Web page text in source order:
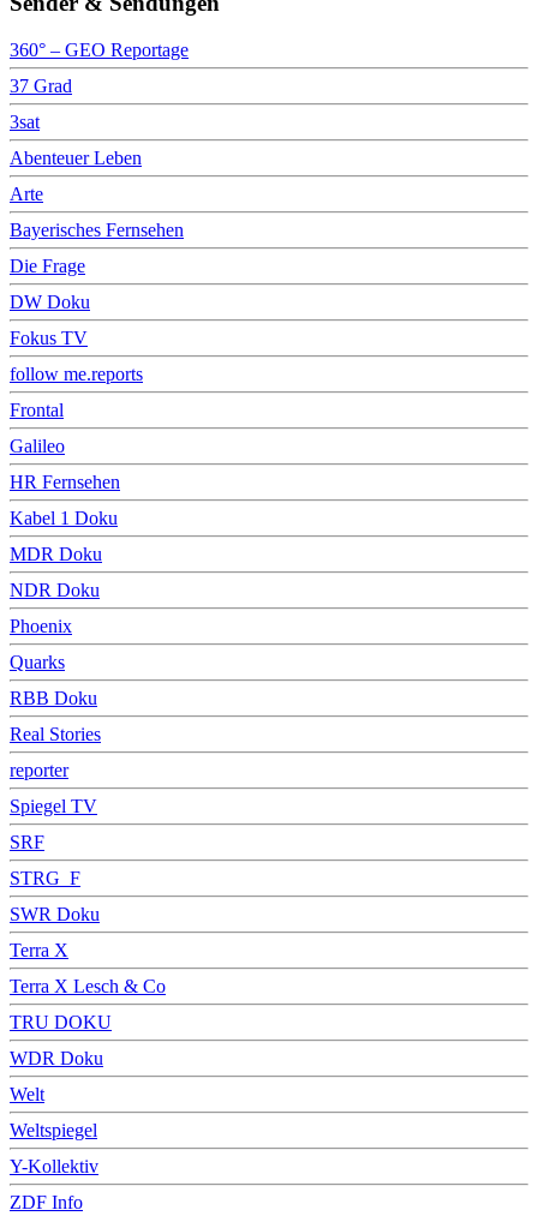
360° – GEO Reportage
37 Grad
3sat
Abenteuer Leben
Arte
Bayerisches Fernsehen
Die Frage
DW Doku
Fokus TV
follow me.reports
Frontal
Galileo
HR Fernsehen
Kabel 1 Doku
MDR Doku
NDR Doku
Phoenix
Quarks
RBB Doku
Real Stories
reporter
Spiegel TV
SRF
STRG_F
SWR Doku
Terra X
Terra X Lesch & Co
TRU DOKU
WDR Doku
Welt
Weltspiegel
Y-Kollektiv
ZDF Info